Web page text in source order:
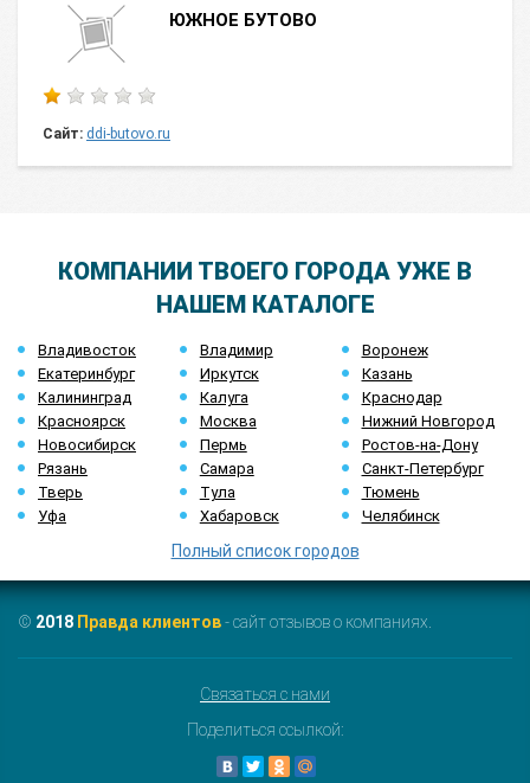
ЮЖНОЕ БУТОВО
Сайт: ddi-butovo.ru
КОМПАНИИ ТВОЕГО ГОРОДА УЖЕ В
НАШЕМ КАТАЛОГЕ
Владивосток Владимир
Воронеж
Екатеринбург
Иркутск
Казань
Калининград
Калуга
Краснодар
Красноярск
Москва
Нижний Новгород
Новосибирск
Пермь
Ростов-на-Дону
Рязань
Самара
Санкт-Петербург
Тверь
Тула
Тюмень
Уфа
Хабаровск Челябинск
Полный список городов
© 2018 Правда клиентов- сайт отзывов о компаниях.
Связаться с нами
Поделиться ссылкой: